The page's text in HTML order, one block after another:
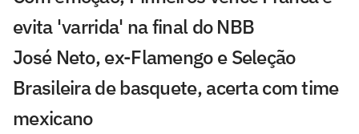
evita 'varrida' na final do NBB
José Neto, ex-Flamengo e Seleção
Brasileira de basquete, acerta com time
mexicano